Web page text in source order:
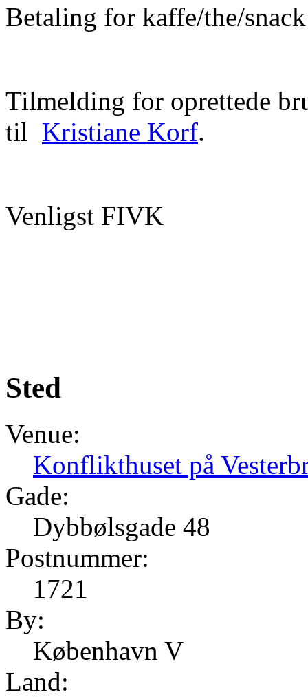
Betaling for kaffe/the/
Tilmelding for oprettede
til Kristiane Korf.
Venligst FIVK
Sted
Venue:
Konflikthuset på
Gade:
Dybbølsgade 48
Postnummer:
1721
By:
København V
Land: